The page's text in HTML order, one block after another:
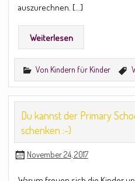
auszurechnen. […]
Weiterlesen
Von Kindern für Kinder
Du kannst der Primary
schenken :-)
November 24, 2017